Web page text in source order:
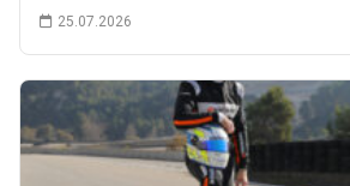
25.07.2026